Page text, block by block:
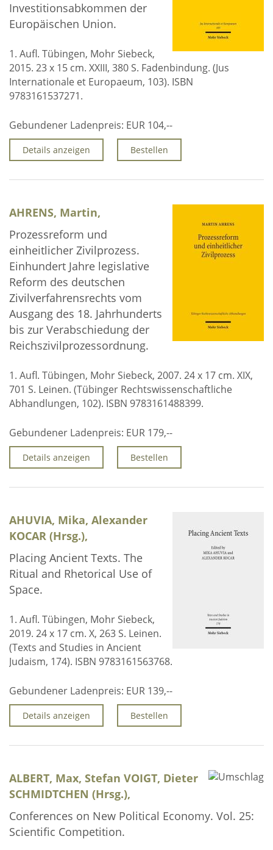
Investitionsabkommen der
Europäischen Union.
1. Aufl. Tübingen, Mohr Siebeck,
2015. 23 x 15 cm. XXIII, 380 S. Fadenbindung. (Jus
Internationale et Europaeum, 103). ISBN
9783161537271.
Gebundener Ladenpreis: EUR 104,--
Details anzeigen Bestellen
AHRENS, Martin,
Prozessreform und
einheitlicher Zivilprozess.
Einhundert Jahre legislative
Reform des deutschen
Zivilverfahrensrechts vom
Ausgang des 18. Jahrhunderts
bis zur Verabschiedung der
Reichszivilprozessordnung.
1. Aufl. Tübingen, Mohr Siebeck, 2007. 24 x 17 cm. XIX,
701 S. Leinen. (Tübinger Rechtswissenschaftliche
Abhandlungen, 102). ISBN 9783161488399.
Gebundener Ladenpreis: EUR 179,--
Details anzeigen Bestellen
AHUVIA, Mika, Alexander
KOCAR (Hrsg.),
Placing Ancient Texts. The
Ritual and Rhetorical Use of
Space.
1. Aufl. Tübingen, Mohr Siebeck,
2019. 24 x 17 cm. X, 263 S. Leinen.
(Texts and Studies in Ancient
Judaism, 174). ISBN 9783161563768.
Gebundener Ladenpreis: EUR 139,--
Details anzeigen Bestellen
ALBERT, Max, Stefan VOIGT, Dieter
SCHMIDTCHEN (Hrsg.),
Conferences on New Political Economy. Vol. 25:
Scientific Competition.